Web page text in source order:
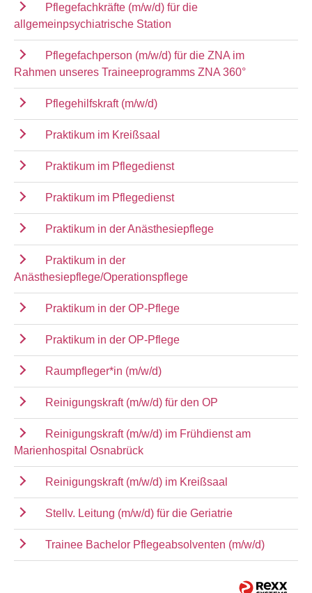
Pflegefachkräfte (m/w/d) für die
allgemeinpsychiatrische Station
Pflegefachperson (m/w/d) für die ZNA im
Rahmen unseres Traineeprogramms ZNA 360°
Pflegehilfskraft (m/w/d)
Praktikum im Kreißsaal
Praktikum im Pflegedienst
Praktikum im Pflegedienst
Praktikum in der Anästhesiepflege
Praktikum in der
Anästhesiepflege/Operationspflege
Praktikum in der OP-Pflege
Praktikum in der OP-Pflege
Raumpfleger*in (m/w/d)
Reinigungskraft (m/w/d) für den OP
Reinigungskraft (m/w/d) im Frühdienst am
Marienhospital Osnabrück
Reinigungskraft (m/w/d) im Kreißsaal
Stellv. Leitung (m/w/d) für die Geriatrie
Trainee Bachelor Pflegeabsolventen (m/w/d)